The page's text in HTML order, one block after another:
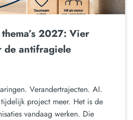
2027: Vier
de antifragiele
Verandertrajecten. AI.
project meer. Het is de
vandaag werken. Die